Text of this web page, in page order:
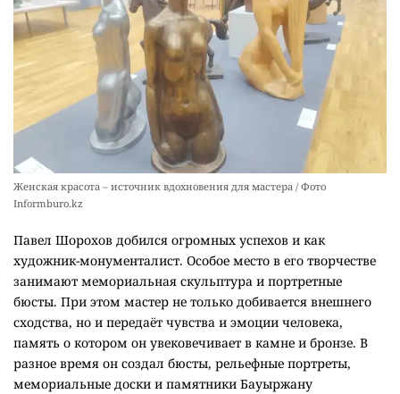
Женская красота – источник вдохновения для мастера / Фото
Informburo.kz
Павел Шорохов добился огромных успехов и как
художник-монументалист. Особое место в его творчестве
занимают мемориальная скульптура и портретные
бюсты. При этом мастер не только добивается внешнего
сходства, но и передаёт чувства и эмоции человека,
память о котором он увековечивает в камне и бронзе. В
разное время он создал бюсты, рельефные портреты,
мемориальные доски и памятники Бауыржану